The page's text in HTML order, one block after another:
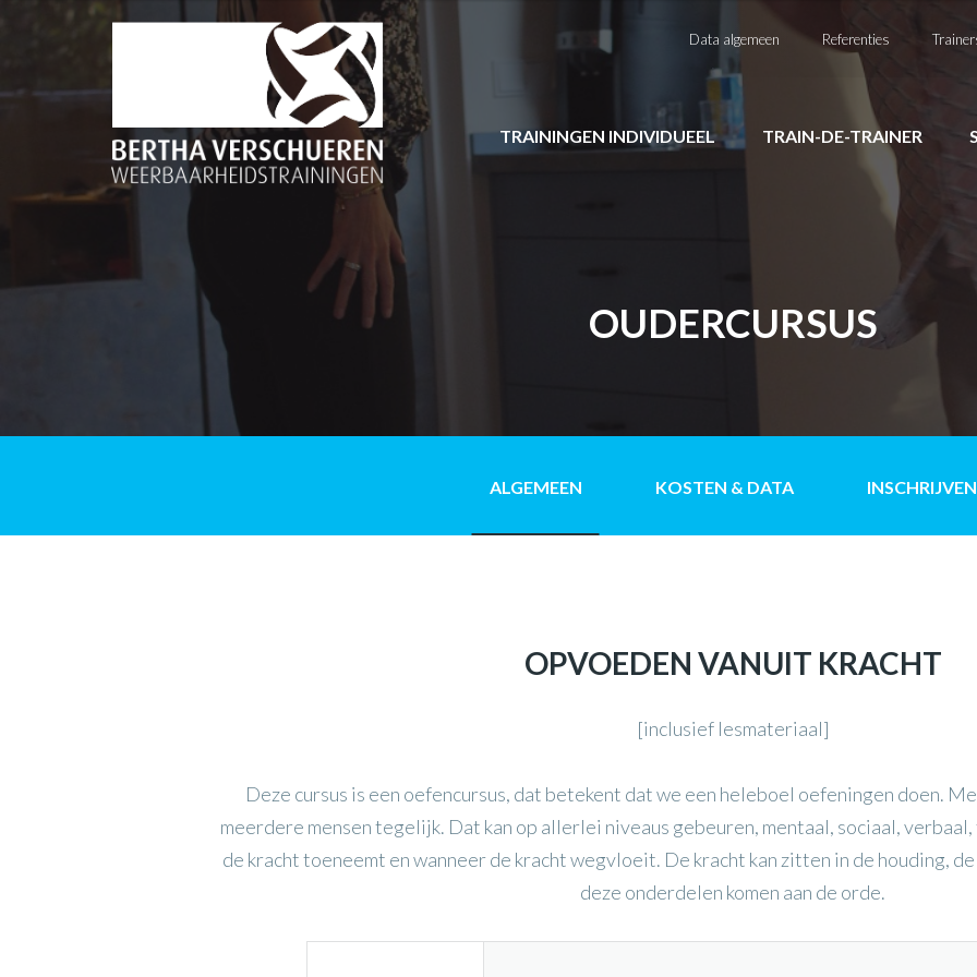
Data algemeen Referenties
TRAININGEN INDIVIDUEEL TRAIN-DE-TRAINER
OUDERCURSUS
ALGEMEEN KOSTEN & DATA INSCHRIJVEN
OPVOEDEN VANUIT KRACHT
[inclusief lesmateriaal]
Deze cursus is een oefencursus, dat betekent dat we een heleboel oefeningen doen.
meerdere mensen tegelijk. Dat kan op allerlei niveaus gebeuren, mentaal, sociaal,
de kracht toeneemt en wanneer de kracht wegvloeit. De kracht kan zitten in de houding,
deze onderdelen komen aan de orde.